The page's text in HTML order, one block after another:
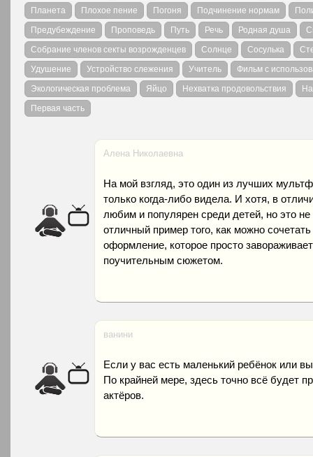
Планета
Плохое пение Погоня Подчинение нормам
Предубеждение
Проповедь Путь Речь Родная душа
Собрание членов секты возрожденцев
Солнце Сосулька
Удушение
Устройство слежения Учитель
Фильм с
Экологическая проблема
Яйцо Нехватка продовольствия
Первая часть
Алена Николаевна
На мой взгляд, это один из лучших
только когда-либо видела. И хотя, в
любим и популярен среди детей, но это
отличный пример того, как можно
оформление, которое просто
поучительным сюжетом.
ванини
Если у вас есть маленький ребёнок или
По крайней мере, здесь точно всё будет
актёров.